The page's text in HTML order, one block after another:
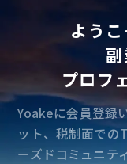
よう
プロフ
Yoakeに会員登録
ット、税制面での
ーズドコミュニテ